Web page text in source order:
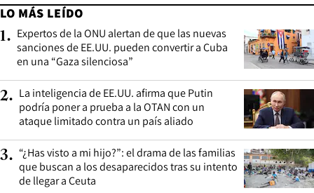
LO MÁS LEÍDO
1. Expertos de la ONU alertan de que las nuevas
sanciones de EE.UU. pueden convertir a Cuba
en una “Gaza silenciosa”
2. La inteligencia de EE.UU. afirma que Putin
podría poner a prueba a la OTAN con un
ataque limitado contra un país aliado
3. “¿Has visto a mi hijo?”: el drama de las familias
que buscan a los desaparecidos tras su intento
de llegar a Ceuta